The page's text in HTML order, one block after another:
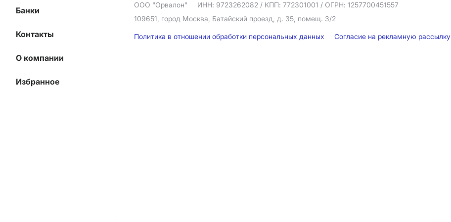
Банки
Контакты
О компании
Избранное
ООО "Орвалон" ИНН: 9723262082 / КПП: 772301001 / ОГРН: 1257700451557
109651, город Москва, Батайский проезд, д. 35, помещ. 3/2
Политика в отношении обработки персональных данных Согласие на рекламную рассылку